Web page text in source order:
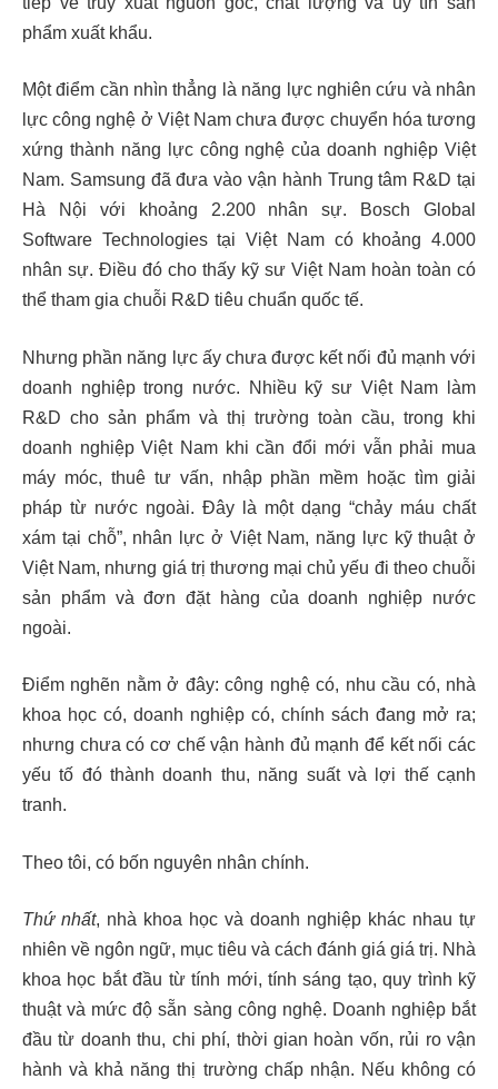
phẩm xuất khẩu.
Một điểm cần nhìn thẳng là năng lực nghiên cứu và nhân
lực công nghệ ở Việt Nam chưa được chuyển hóa tương
xứng thành năng lực công nghệ của doanh nghiệp Việt
Nam. Samsung đã đưa vào vận hành Trung tâm R&D tại
Hà Nội với khoảng 2.200 nhân sự. Bosch Global
Software Technologies tại Việt Nam có khoảng 4.000
nhân sự. Điều đó cho thấy kỹ sư Việt Nam hoàn toàn có
thể tham gia chuỗi R&D tiêu chuẩn quốc tế.
Nhưng phần năng lực ấy chưa được kết nối đủ mạnh với
doanh nghiệp trong nước. Nhiều kỹ sư Việt Nam làm
R&D cho sản phẩm và thị trường toàn cầu, trong khi
doanh nghiệp Việt Nam khi cần đổi mới vẫn phải mua
máy móc, thuê tư vấn, nhập phần mềm hoặc tìm giải
pháp từ nước ngoài. Đây là một dạng “chảy máu chất
xám tại chỗ”, nhân lực ở Việt Nam, năng lực kỹ thuật ở
Việt Nam, nhưng giá trị thương mại chủ yếu đi theo chuỗi
sản phẩm và đơn đặt hàng của doanh nghiệp nước
ngoài.
Điểm nghẽn nằm ở đây: công nghệ có, nhu cầu có, nhà
khoa học có, doanh nghiệp có, chính sách đang mở ra;
nhưng chưa có cơ chế vận hành đủ mạnh để kết nối các
yếu tố đó thành doanh thu, năng suất và lợi thế cạnh
tranh.
Theo tôi, có bốn nguyên nhân chính.
Thứ nhất, nhà khoa học và doanh nghiệp khác nhau tự
nhiên về ngôn ngữ, mục tiêu và cách đánh giá giá trị. Nhà
khoa học bắt đầu từ tính mới, tính sáng tạo, quy trình kỹ
thuật và mức độ sẵn sàng công nghệ. Doanh nghiệp bắt
đầu từ doanh thu, chi phí, thời gian hoàn vốn, rủi ro vận
hành và khả năng thị trường chấp nhận. Nếu không có